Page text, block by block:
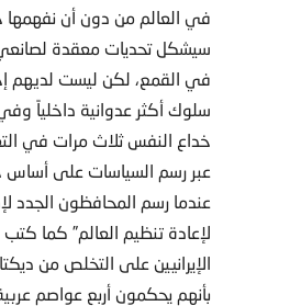
سيشكل تحديات معقدة لصانعي
سلوك أكثر عدوانية داخلياً وفي
خداع النفس ثلاث مرات في
عبر رسم السياسات على أساس
لإعادة تنظيم العالم” كما
الإيرانيين على التخلص من
بأنهم يحكمون أربع عواصم